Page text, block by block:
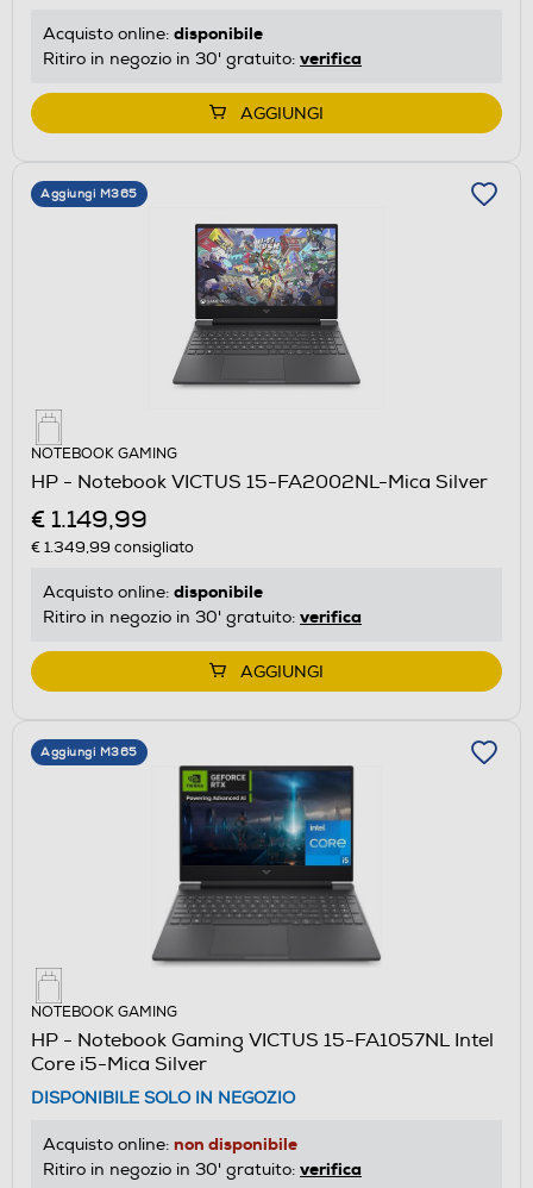
Acquisto online: disponibile
Ritiro in negozio in 30' gratuito: verifica
AGGIUNGI
Aggiungi M365
NOTEBOOK GAMING
HP - Notebook VICTUS 15-FA2002NL-Mica Silver
€ 1.149,99
€ 1.349,99 consigliato
Acquisto online: disponibile
Ritiro in negozio in 30' gratuito: verifica
AGGIUNGI
Aggiungi M365
NOTEBOOK GAMING
HP - Notebook Gaming VICTUS 15-FA1057NL Intel
Core i5-Mica Silver
DISPONIBILE SOLO IN NEGOZIO
Acquisto online: non disponibile
Ritiro in negozio in 30' gratuito: verifica